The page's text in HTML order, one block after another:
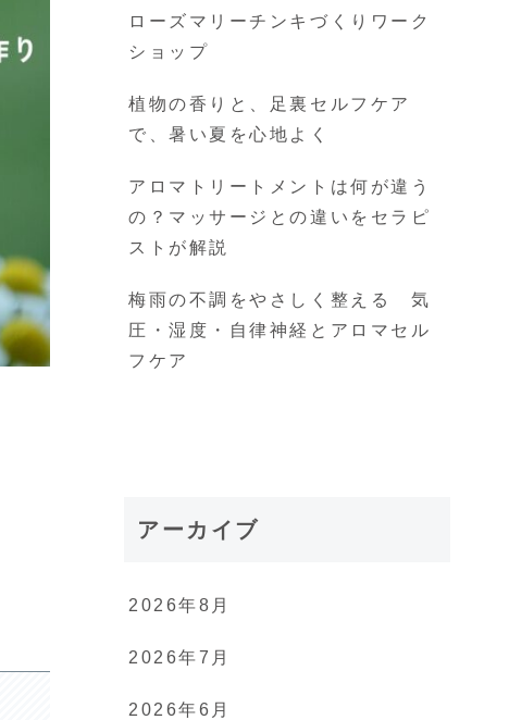
ローズマリーチンキづくりワーク
ショップ
植物の香りと、足裏セルフケア
で、暑い夏を心地よく
アロマトリートメントは何が違う
の？マッサージとの違いをセラピ
ストが解説
梅雨の不調をやさしく整える 気
圧・湿度・自律神経とアロマセル
フケア
アーカイブ
2026年8月
2026年7月
2026年6月